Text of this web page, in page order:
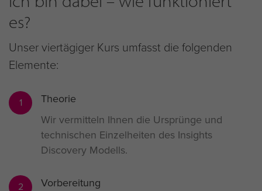
es?
Unser viertägiger Kurs umfasst die folgenden
Elemente:
1
Theorie
Wir vermitteln Ihnen die Ursprünge und
technischen Einzelheiten des Insights
Discovery Modells.
2
Vorbereitung